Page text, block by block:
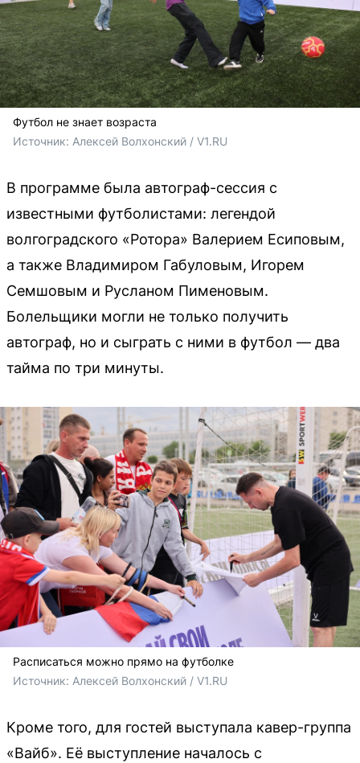
Футбол не знает возраста
Источник: Алексей Волхонский / V1.RU
В программе была автограф-сессия с
известными футболистами: легендой
волгоградского «Ротора» Валерием Есиповым,
а также Владимиром Габуловым, Игорем
Семшовым и Русланом Пименовым.
Болельщики могли не только получить
автограф, но и сыграть с ними в футбол — два
тайма по три минуты.
Расписаться можно прямо на футболке
Источник: Алексей Волхонский / V1.RU
Кроме того, для гостей выступала кавер-группа
«Вайб». Её выступление началось с